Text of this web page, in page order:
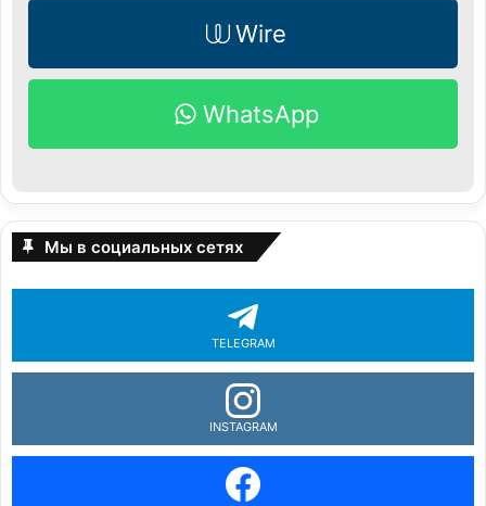
Wire
WhatsApp
Мы в социальных сетях
TELEGRAM
INSTAGRAM